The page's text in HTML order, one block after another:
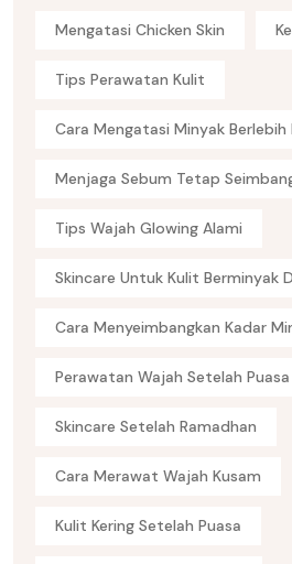
Mengatasi Chicken Skin
Tips Perawatan Kulit
Cara Mengatasi Minyak Berlebih
Menjaga Sebum Tetap
Tips Wajah Glowing Alami
Skincare Untuk Kulit Berminyak
Cara Menyeimbangkan Kadar
Perawatan Wajah Setelah Puasa
Skincare Setelah Ramadhan
Cara Merawat Wajah Kusam
Kulit Kering Setelah Puasa